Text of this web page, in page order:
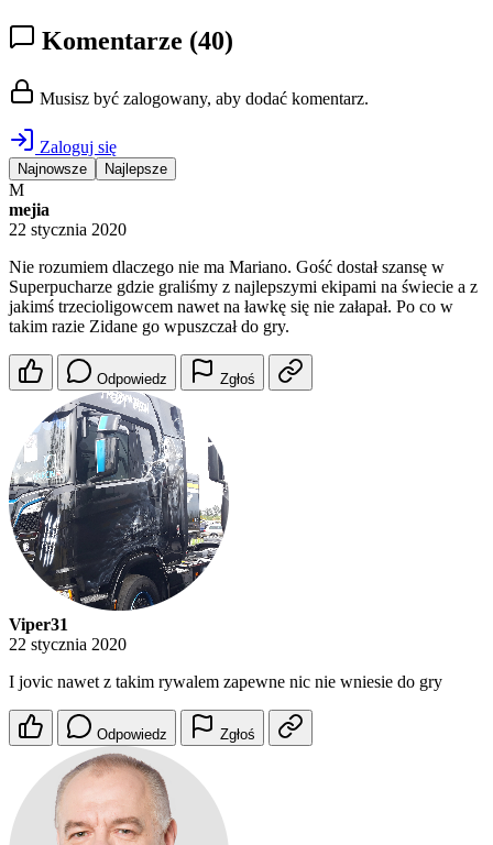
Komentarze (40)
Musisz być zalogowany, aby dodać komentarz.
Zaloguj się
Najnowsze Najlepsze
M
mejia
22 stycznia 2020
Nie rozumiem dlaczego nie ma Mariano. Gość dostał szansę w
Superpucharze gdzie graliśmy z najlepszymi ekipami na świecie a z
jakimś trzecioligowcem nawet na ławkę się nie załapał. Po co w
takim razie Zidane go wpuszczał do gry.
Odpowiedz Zgłoś
Viper31
22 stycznia 2020
I jovic nawet z takim rywalem zapewne nic nie wniesie do gry
Odpowiedz Zgłoś